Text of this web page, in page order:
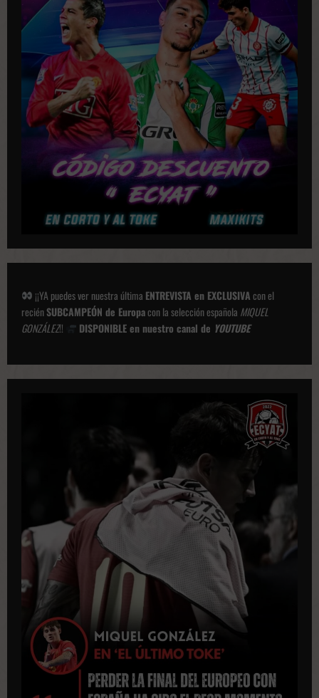
c
a
c
i
n
¡¡YA puedes ver nuestra última ENTREVISTA en EXCLUSIVAcon el
reciénSUBCAMPEÓN de Europacon la selección española MIQUEL
GONZÁLEZ!! DISPONIBLE en nuestro canal de YOUTUBE